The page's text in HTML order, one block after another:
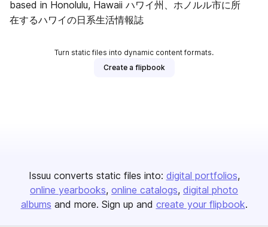
based in Honolulu, Hawaii ハワイ州、ホノルル市に所
在するハワイの日系生活情報誌
Turn static files into dynamic content formats.
Create a flipbook
Issuu converts static files into: digital portfolios
online yearbooks online catalogs digital photo
albums and more. Sign up and create your flipbook.